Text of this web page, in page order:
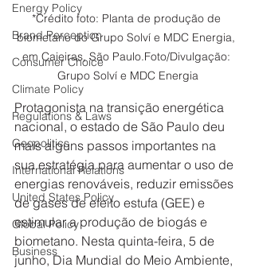
Energy Policy
Brand Perception
Consumer Choice
Climate Policy
Regulations & Laws
Geopolitics
International Relations
United States Policy
Global Policy
Business
*Crédito foto: Planta de produção de
biometano do Grupo Solví e MDC Energia,
em Caieiras, São Paulo.Foto/Divulgação:
Grupo Solví e MDC Energia
Protagonista na transição energética
nacional, o estado de São Paulo deu
mais alguns passos importantes na
sua estratégia para aumentar o uso de
energias renováveis, reduzir emissões
de gases de efeito estufa (GEE) e
estimular a produção de biogás e
biometano. Nesta quinta-feira, 5 de
junho, Dia Mundial do Meio Ambiente,